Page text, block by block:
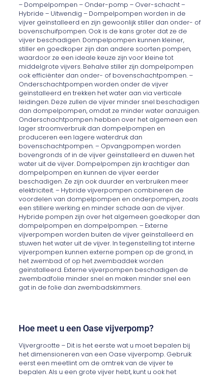
– Dompelpompen – Onder-pomp – Over-schacht –
Hybride – Uitwendig – Dompelpompen worden in de
vijver geïnstalleerd en zijn gewoonlijk stiller dan onder- of
bovenschuifpompen. Ook is de kans groter dat ze de
vijver beschadigen. Dompelpompen kunnen kleiner,
stiller en goedkoper zijn dan andere soorten pompen,
waardoor ze een ideale keuze zijn voor kleine tot
middelgrote vijvers. Behalve stiller zijn dompelpompen
ook efficiënter dan onder- of bovenschachtpompen. –
Onderschachtpompen worden onder de vijver
geïnstalleerd en trekken het water aan via verticale
leidingen. Deze zullen de vijver minder snel beschadigen
dan dompelpompen, omdat ze minder water aanzuigen.
Onderschachtpompen hebben over het algemeen een
lager stroomverbruik dan dompelpompen en
produceren een lagere waterdruk dan
bovenschachtpompen. – Opvangpompen worden
bovengronds of in de vijver geïnstalleerd en duwen het
water uit de vijver. Dompelpompen zijn krachtiger dan
dompelpompen en kunnen de vijver eerder
beschadigen. Ze zijn ook duurder en verbruiken meer
elektriciteit. – Hybride vijverpompen combineren de
voordelen van dompelpompen en onderpompen, zoals
een stillere werking en minder schade aan de vijver.
Hybride pompen zijn over het algemeen goedkoper dan
dompelpompen en dompelpompen. – Externe
vijverpompen worden buiten de vijver geïnstalleerd en
stuwen het water uit de vijver. In tegenstelling tot interne
vijverpompen kunnen externe pompen op de grond, in
het zwembad of op het zwembaddek worden
geïnstalleerd. Externe vijverpompen beschadigen de
zwembadfolie minder snel en maken minder snel een
gat in de folie dan zwembadskimmers.
Hoe meet u een Oase vijverpomp?
Vijvergrootte – Dit is het eerste wat u moet bepalen bij
het dimensioneren van een Oase vijverpomp. Gebruik
eerst een meetlint om de omtrek van de vijver te
bepalen. Als u een grote vijver hebt, kunt u ook het